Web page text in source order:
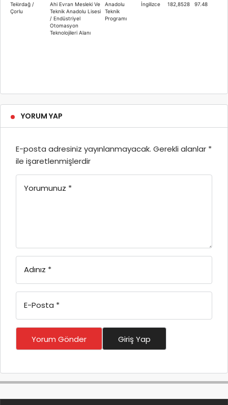
Teki̇rdağ /
Çorlu
Ahi Evran Mesleki Ve
Teknik Anadolu Lisesi
/ Endüstriyel
Otomasyon
Teknolojileri Alanı
Anadolu
Teknik
Programı
İngilizce 182,8528 97.48
YORUM YAP
E-posta adresiniz yayınlanmayacak. Gerekli alanlar *
ile işaretlenmişlerdir
Yorumunuz *
Adınız *
E-Posta *
Yorum Gönder Giriş Yap